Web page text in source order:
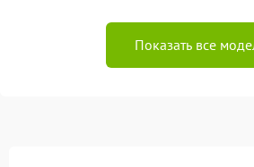
Показать все